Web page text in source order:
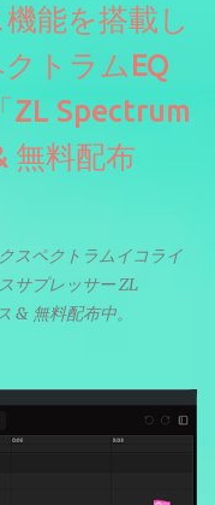
能を搭載し
トラムEQ
ZL Spectrum
無料配布
スペクトラムイコライ
サプレッサー ZL
& 無料配布中。